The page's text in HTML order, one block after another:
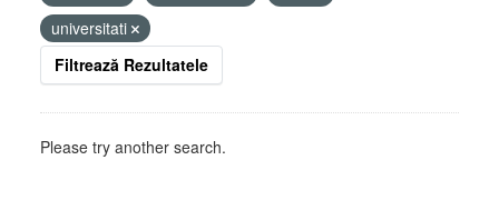
universitati
Filtrează Rezultatele
Please try another search.